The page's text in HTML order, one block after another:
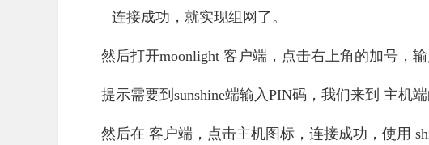
连接成功，就实现组网了。
然后打开moonlight 客户端，点击右上角的加号，
提示需要到sunshine端输入PIN码，我们来到 主机
然后在 客户端，点击主机图标，连接成功，使用